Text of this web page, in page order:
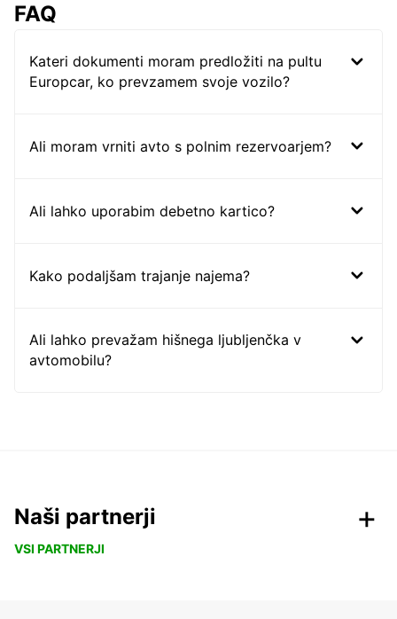
FAQ
Kateri dokumenti moram predložiti na pultu
Europcar, ko prevzamem svoje vozilo?
Ali moram vrniti avto s polnim rezervoarjem?
Ali lahko uporabim debetno kartico?
Kako podaljšam trajanje najema?
Ali lahko prevažam hišnega ljubljenčka v
avtomobilu?
Naši partnerji
VSI PARTNERJI